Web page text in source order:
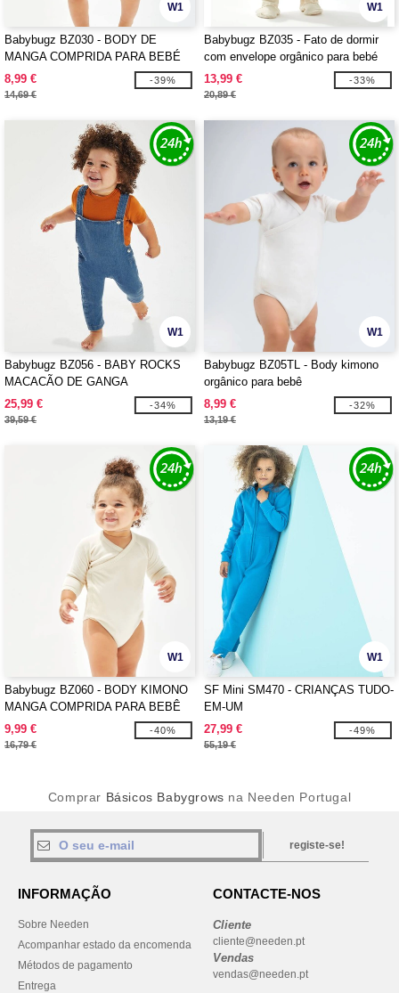
W1
Babybugz BZ030 - BODY DE
MANGA COMPRIDA PARA BEBÉ
8,99 €
14,69 €
-39%
W1
Babybugz BZ035 - Fato de dormir
com envelope orgânico para bebé
13,99 €
20,89 €
-33%
W1
Babybugz BZ056 - BABY ROCKS
MACACÃO DE GANGA
25,99 €
39,59 €
-34%
W1
Babybugz BZ05TL - Body kimono
orgânico para bebê
8,99 €
13,19 €
-32%
W1
Babybugz BZ060 - BODY KIMONO
MANGA COMPRIDA PARA BEBÊ
9,99 €
16,79 €
-40%
W1
SF Mini SM470 - CRIANÇAS TUDO-
EM-UM
27,99 €
55,19 €
-49%
Comprar Básicos Babygrows na Needen Portugal
registe-se!
INFORMAÇÃO
Sobre Needen
Acompanhar estado da encomenda
Métodos de pagamento
Entrega
CONTACTE-NOS
Cliente
cliente@needen.pt
Vendas
vendas@needen.pt